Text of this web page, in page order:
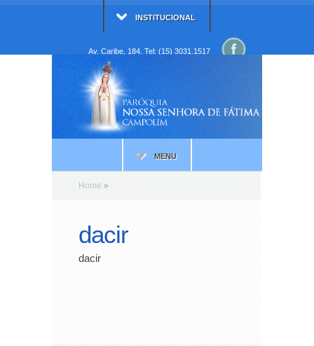
INSTITUCIONAL
Av. Caribe, 184. Tel: (15) 3031.1517
MENU
Home »
dacir
dacir